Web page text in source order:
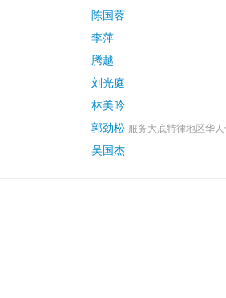
陈国蓉
李萍
腾越
刘光庭
林美吟
郭劲松 服务大底特律地区华
吴国杰